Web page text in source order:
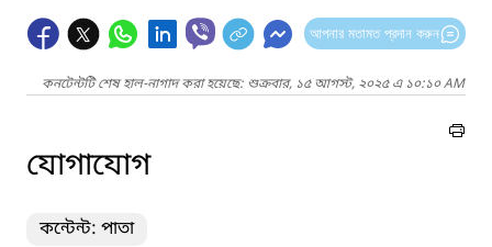
আপনার মতামত প্রদান করুন
কনটেন্টটি শেষ হাল-নাগাদ করা হয়েছে: শুক্রবার, ১৫ আগস্ট, ২০২৫ এ ১০:১০ AM
যোগাযোগ
কন্টেন্ট: পাতা